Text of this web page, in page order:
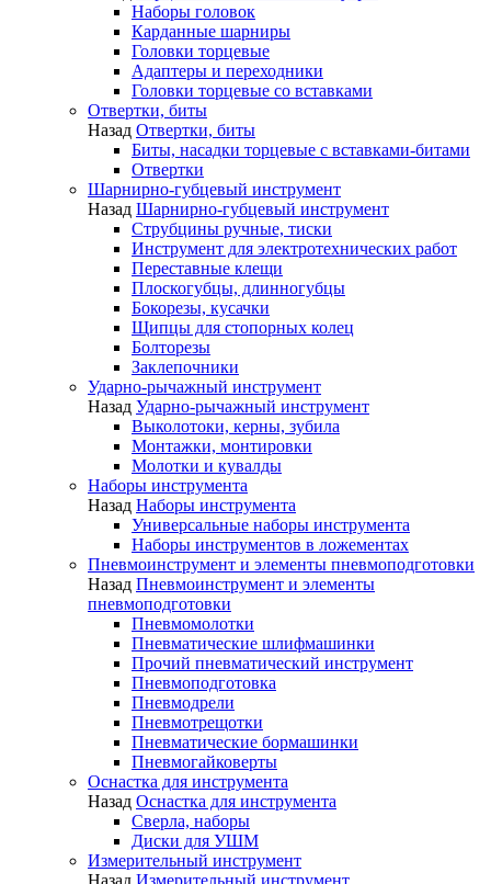
Наборы головок
Карданные шарниры
Головки торцевые
Адаптеры и переходники
Головки торцевые со вставками
Отвертки, биты
Назад Отвертки, биты
Биты, насадки торцевые с вставками-битами
Отвертки
Шарнирно-губцевый инструмент
Назад Шарнирно-губцевый инструмент
Струбцины ручные, тиски
Инструмент для электротехнических работ
Переставные клещи
Плоскогубцы, длинногубцы
Бокорезы, кусачки
Щипцы для стопорных колец
Болторезы
Заклепочники
Ударно-рычажный инструмент
Назад Ударно-рычажный инструмент
Выколотоки, керны, зубила
Монтажки, монтировки
Молотки и кувалды
Наборы инструмента
Назад Наборы инструмента
Универсальные наборы инструмента
Наборы инструментов в ложементах
Пневмоинструмент и элементы пневмоподготовки
Назад Пневмоинструмент и элементы
пневмоподготовки
Пневмомолотки
Пневматические шлифмашинки
Прочий пневматический инструмент
Пневмоподготовка
Пневмодрели
Пневмотрещотки
Пневматические бормашинки
Пневмогайковерты
Оснастка для инструмента
Назад Оснастка для инструмента
Сверла, наборы
Диски для УШМ
Измерительный инструмент
Назад Измерительный инструмент